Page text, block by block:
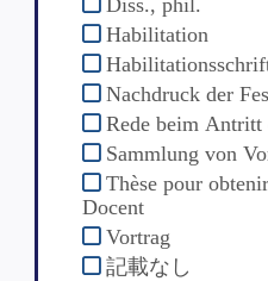
Diss., phil.
Habilitation
Nachdruck der
Rede beim Antritt
Sammlung von
Thèse pour
Docent
Vortrag
記載なし